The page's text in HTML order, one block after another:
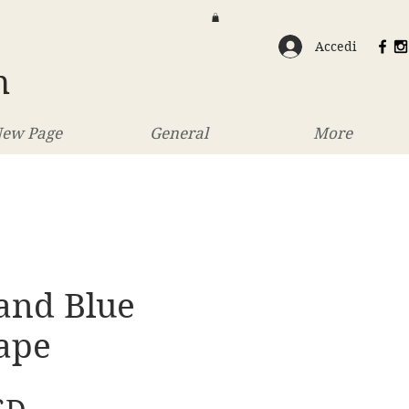
Accedi
Page General More
Blue